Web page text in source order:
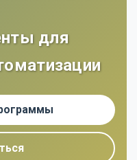
для